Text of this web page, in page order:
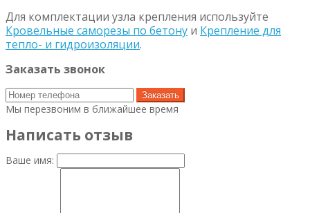
Для комплектации узла крепления используйте
Кровельные саморезы по бетону и Крепление для
тепло- и гидроизоляции.
Заказать звонок
Заказать
Мы перезвоним в ближайшее время
Написать отзыв
Ваше имя: